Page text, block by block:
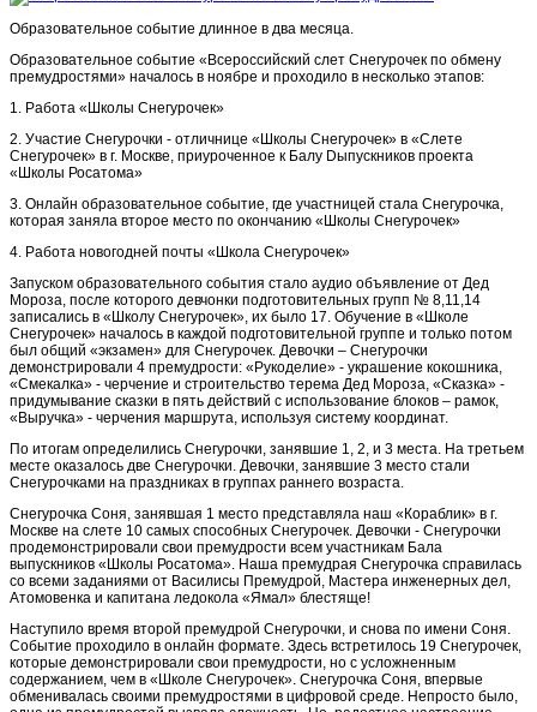
Образовательное событие длинное в два месяца.
Образовательное событие «Всероссийский слет Снегурочек по обмену
премудростями» началось в ноябре и проходило в несколько этапов:
1. Работа «Школы Снегурочек»
2. Участие Снегурочки - отличнице «Школы Снегурочек» в «Слете
Снегурочек» в г. Москве, приуроченное к Балу Dыпускников проекта
«Школы Росатома»
3. Онлайн образовательное событие, где участницей стала Снегурочка,
которая заняла второе место по окончанию «Школы Снегурочек»
4. Работа новогодней почты «Школа Снегурочек»
Запуском образовательного события стало аудио объявление от Дед
Мороза, после которого девчонки подготовительных групп № 8,11,14
записались в «Школу Снегурочек», их было 17. Обучение в «Школе
Снегурочек» началось в каждой подготовительной группе и только потом
был общий «экзамен» для Снегурочек. Девочки – Снегурочки
демонстрировали 4 премудрости: «Рукоделие» - украшение кокошника,
«Смекалка» - черчение и строительство терема Дед Мороза, «Сказка» -
придумывание сказки в пять действий с использование блоков – рамок,
«Выручка» - черчения маршрута, используя систему координат.
По итогам определились Снегурочки, занявшие 1, 2, и 3 места. На третьем
месте оказалось две Снегурочки. Девочки, занявшие 3 место стали
Снегурочками на праздниках в группах раннего возраста.
Снегурочка Соня, занявшая 1 место представляла наш «Кораблик» в г.
Москве на слете 10 самых способных Снегурочек. Девочки - Снегурочки
продемонстрировали свои премудрости всем участникам Бала
выпускников «Школы Росатома». Наша премудрая Снегурочка справилась
со всеми заданиями от Василисы Премудрой, Мастера инженерных дел,
Атомовенка и капитана ледокола «Ямал» блестяще!
Наступило время второй премудрой Снегурочки, и снова по имени Соня.
Событие проходило в онлайн формате. Здесь встретилось 19 Снегурочек,
которые демонстрировали свои премудрости, но с усложненным
содержанием, чем в «Школе Снегурочек». Снегурочка Соня, впервые
обменивалась своими премудростями в цифровой среде. Непросто было,